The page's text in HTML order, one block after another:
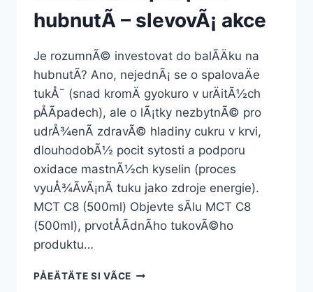
hubnutÃ­ – slevovÃ¡ akce
Je rozumnÃ© investovat do balÃ­Äku na
hubnutÃ­? Ano, nejednÃ¡ se o spalovaÄe
tukÅ¯ (snad kromÄ gyokuro v urÄitÃ½ch
pÅÃ­padech), ale o lÃ¡tky nezbytnÃ© pro
udrÅ¾enÃ­ zdravÃ© hladiny cukru v krvi,
dlouhodobÃ½ pocit sytosti a podporu
oxidace mastnÃ½ch kyselin (proces
vyuÅ¾Ã­vÃ¡nÃ­ tuku jako zdroje energie).
MCT C8 (500ml) Objevte sÃ­lu MCT C8
(500ml), prvotÅÃ­dnÃ­ho tukovÃ©ho
produktu…
PÅEÄTÄTE SI VÃ­CEBALÃ­